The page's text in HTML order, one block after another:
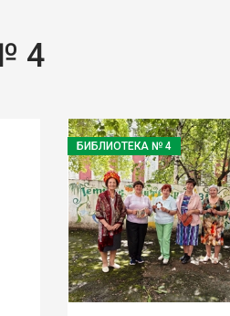
4
БИБЛИОТЕКА № 4